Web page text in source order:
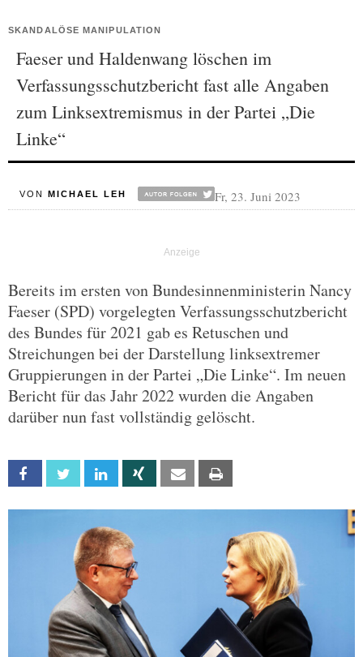
SKANDALÖSE MANIPULATION
Faeser und Haldenwang löschen im
Verfassungsschutzbericht fast alle Angaben
zum Linksextremismus in der Partei „Die
Linke“
VON MICHAEL LEH Fr, 23. Juni 2023
Bereits im ersten von Bundesinnenministerin Nancy
Faeser (SPD) vorgelegten Verfassungsschutzbericht
des Bundes für 2021 gab es Retuschen und
Streichungen bei der Darstellung linksextremer
Gruppierungen in der Partei „Die Linke“. Im neuen
Bericht für das Jahr 2022 wurden die Angaben
darüber nun fast vollständig gelöscht.
Facebook Twitter Linkedin Xing Email